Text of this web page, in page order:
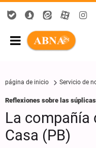
página de inicio Servicio de
Reflexiones sobre las
La compañía
Casa (PB)